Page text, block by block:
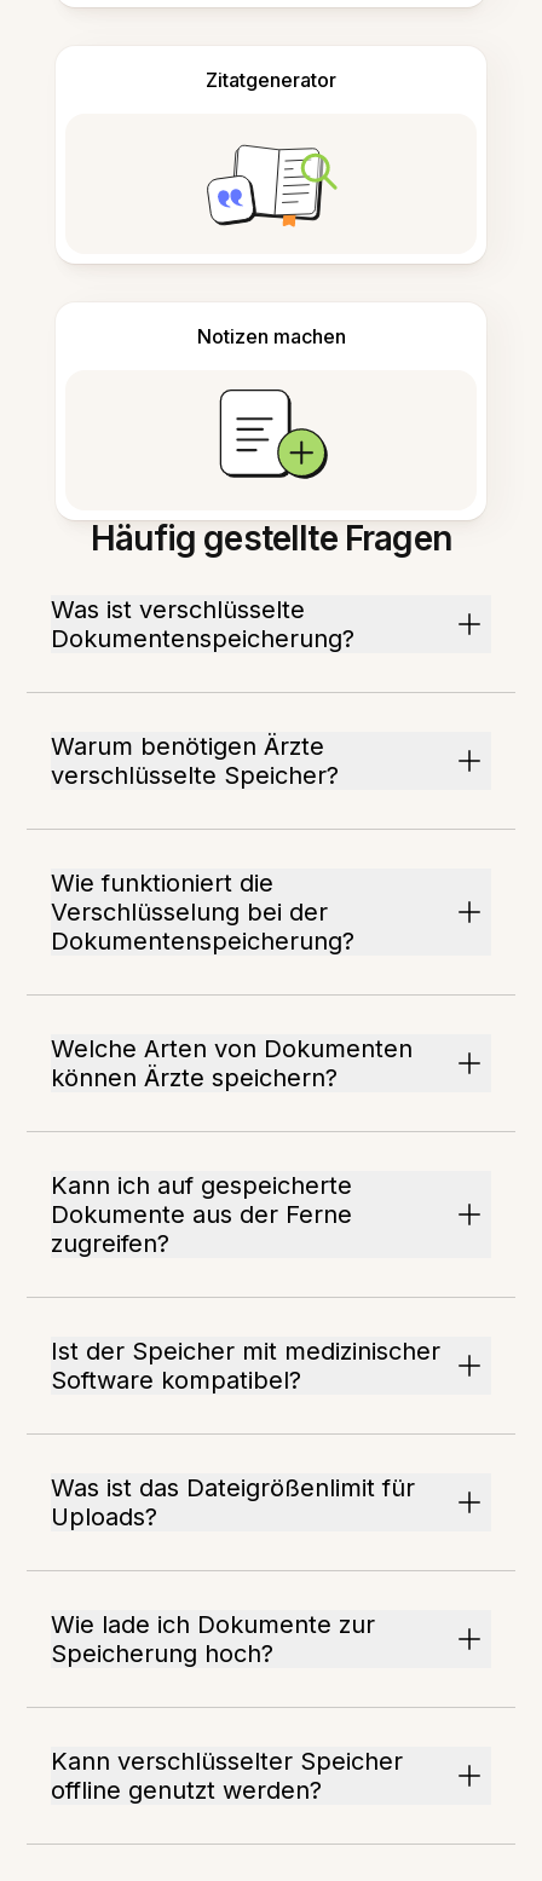
Zitatgenerator
Notizen machen
Häufig gestellte Fragen
Was ist verschlüsselte
Dokumentenspeicherung?
Warum benötigen Ärzte
verschlüsselte Speicher?
Wie funktioniert die
Verschlüsselung bei der
Dokumentenspeicherung?
Welche Arten von Dokumenten
können Ärzte speichern?
Kann ich auf gespeicherte
Dokumente aus der Ferne
zugreifen?
Ist der Speicher mit medizinischer
Software kompatibel?
Was ist das Dateigrößenlimit für
Uploads?
Wie lade ich Dokumente zur
Speicherung hoch?
Kann verschlüsselter Speicher
offline genutzt werden?